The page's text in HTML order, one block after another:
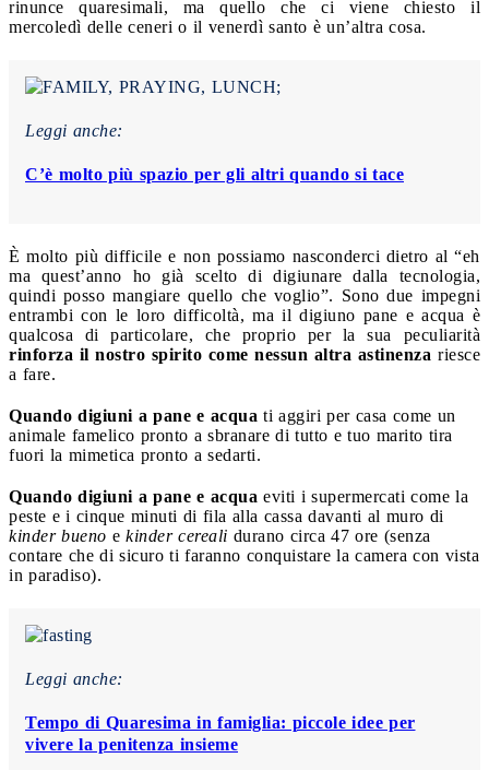
rinunce quaresimali, ma quello che ci viene chiesto il
mercoledì delle ceneri o il venerdì santo è un’altra cosa.
Leggi anche:
C’è molto più spazio per gli altri quando si tace
È molto più difficile e non possiamo nasconderci dietro al “eh
ma quest’anno ho già scelto di digiunare dalla tecnologia,
quindi posso mangiare quello che voglio”. Sono due impegni
entrambi con le loro difficoltà, ma il digiuno pane e acqua è
qualcosa di particolare, che proprio per la sua peculiarità
rinforza il nostro spirito come nessun altra astinenza riesce
a fare.
Quando digiuni a pane e acqua ti aggiri per casa come un
animale famelico pronto a sbranare di tutto e tuo marito tira
fuori la mimetica pronto a sedarti.
Quando digiuni a pane e acqua eviti i supermercati come la
peste e i cinque minuti di fila alla cassa davanti al muro di
kinder bueno e kinder cereali durano circa 47 ore (senza
contare che di sicuro ti faranno conquistare la camera con vista
in paradiso).
Leggi anche:
Tempo di Quaresima in famiglia: piccole idee per
vivere la penitenza insieme